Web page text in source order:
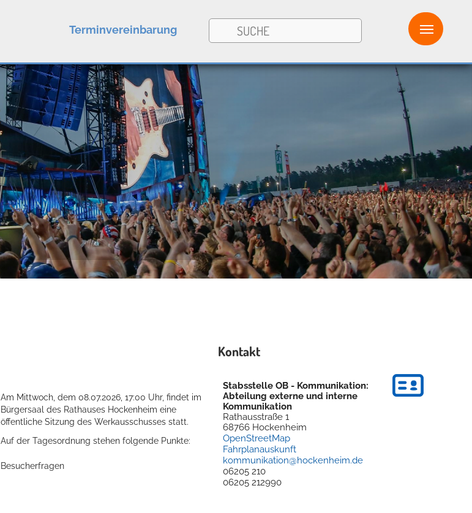
Terminvereinbarung
Am Mittwoch, dem 08.07.2026, 17:00 Uhr, findet im
Bürgersaal des Rathauses Hockenheim eine
öffentliche Sitzung des Werkausschusses statt.
Auf der Tagesordnung stehen folgende Punkte:
Besucherfragen
Kontakt
Stabsstelle OB - Kommunikation:
Abteilung externe und interne
Kommunikation
Rathausstraße 1
68766 Hockenheim
OpenStreetMap
Fahrplanauskunft
kommunikation@hockenheim.de
06205 210
06205 212990